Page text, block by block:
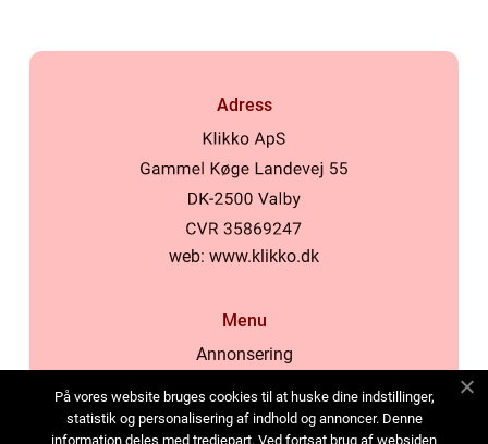
Adress
web: www.klikko.dk
Menu
Annonsering
Cookies
På vores website bruges cookies til at huske dine indstillinger,
statistik og personalisering af indhold og annoncer. Denne
information deles med tredjepart. Ved fortsat brug af websiden